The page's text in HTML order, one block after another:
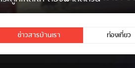
แต่ไม่ยอมรื้อ
ข่าวสารบ้านเรา ท่องเที่ยว